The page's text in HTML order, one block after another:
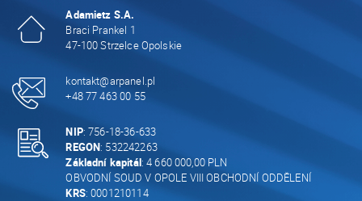
Adamietz S.A.
Braci Prankel 1
47-100 Strzelce Opolskie
kontakt@arpanel.pl
+48 77 463 00 55
NIP: 756-18-36-633
REGON: 532242263
Základní kapitál: 4 660 000,00 PLN
OBVODNÍ SOUD V OPOLE VIII OBCHODNÍ ODDĚLENÍ
KRS: 0001210114